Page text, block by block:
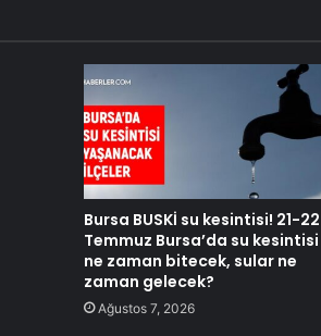
Bursa BUSKİ su kesintisi! 21-22
Temmuz Bursa’da su kesintisi
ne zaman bitecek, sular ne
zaman gelecek?
Ağustos 7, 2026